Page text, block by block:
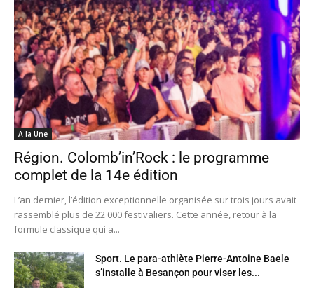
A la Une
Région. Colomb’in’Rock : le programme
complet de la 14e édition
L’an dernier, l’édition exceptionnelle organisée sur trois jours avait
rassemblé plus de 22 000 festivaliers. Cette année, retour à la
formule classique qui a...
Sport. Le para-athlète Pierre-Antoine Baele
s’installe à Besançon pour viser les...